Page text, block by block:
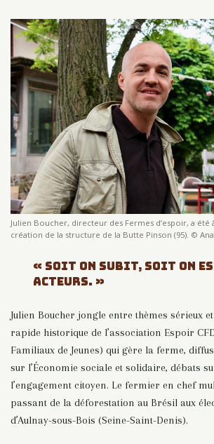
Julien Boucher, directeur des Fermes d’espoir, a été
création de la structure de la Butte Pinson (95). ©
« SOIT ON SUBIT, SOIT ON
ACTEURS. »
Julien Boucher jongle entre thèmes sérieux
rapide historique de l’association Espoir
Familiaux de Jeunes) qui gère la ferme,
sur l’Économie sociale et solidaire, débats
l’engagement citoyen. Le fermier en chef
passant de la déforestation au Brésil aux
d’Aulnay-sous-Bois (Seine-Saint-Denis).